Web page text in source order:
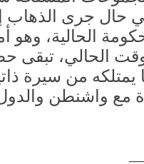
حال جرى الذهاب
الحالية، وهو
الحالي، تبقى
يمتلكه من سيرة
مع واشنطن والدول